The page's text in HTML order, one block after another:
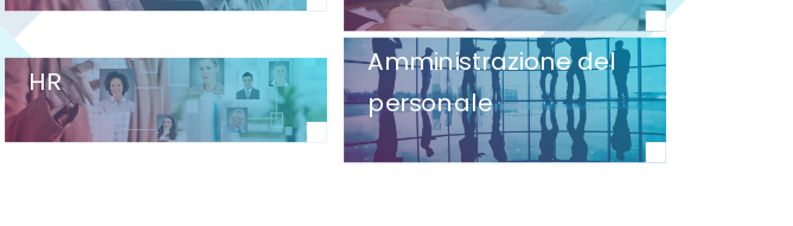
HR
Amministrazione del
personale